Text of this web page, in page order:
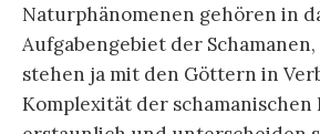
Naturphänomenen gehören in
Aufgabengebiet der
stehen ja mit den Göttern in
Komplexität der schamanischen